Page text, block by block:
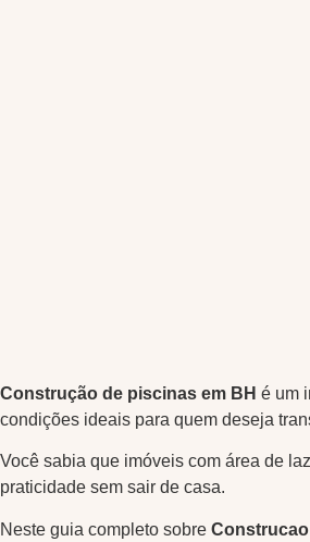
Construção de piscinas em BH é um
condições ideais para quem deseja
Você sabia que imóveis com área de
praticidade sem sair de casa.
Neste guia completo sobre